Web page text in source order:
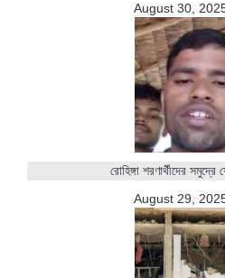
August 30,
রোহিঙ্গা শরণার্থীদের
August 29,